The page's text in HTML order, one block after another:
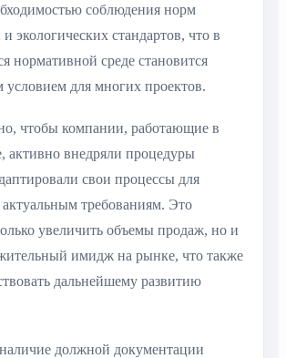
соблюдения норм
и экологических стандартов, что в
нормативной среде становится
условием для многих проектов.
чтобы компании, работающие в
активно внедряли процедуры
свои процессы для
актуальным требованиям. Это
увеличить объемы продаж, но и
имидж на рынке, что также
дальнейшему развитию
должной документации